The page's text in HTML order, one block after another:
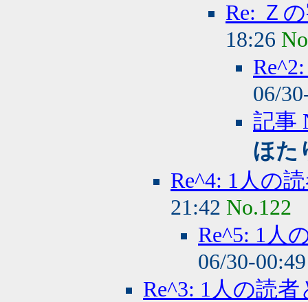
Re: Ｚ
18:26
06/
記事
ほた
Re^4: 1人の
21:42 No.122
Re^5: 1人
06/30-
Re^3: 1人の読